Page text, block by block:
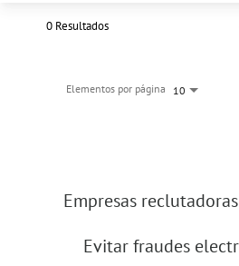
0 Resultados
Elementos por página 10
Empresas
Evitar fraudes